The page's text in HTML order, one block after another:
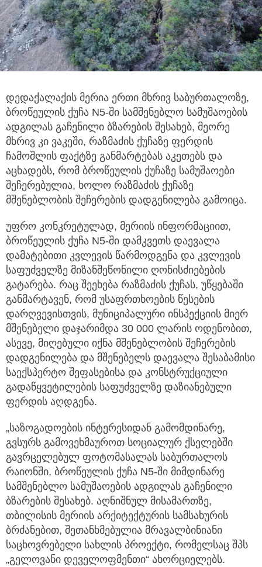
დედაქალაქის მერია ერთი მხრივ საბურთალოზე,
ბროწეულის ქუჩა N5-ში სამშენებლო სამუშაოების
ადგილას გაჩენილი ბზარების შესახებ, მეორე
მხრივ კი ვაკეში, რაზმაძის ქუჩაზე ფერდის
ჩამოშლის ფაქტზე განმარტებას აკეთებს და
აცხადებს, რომ ბროწეულის ქუჩაზე სამუშაოები
შეჩერებულია, ხოლო რაზმაძის ქუჩაზე
მშენებლობის შეჩერების დადგენილება გამოიცა.
უფრო კონკრეტულად, მერიის ინფორმაციით,
ბროწეულის ქუჩა N5-ში დამკვეთს დაევალა
დამატებითი კვლევის წარმოდგენა და კვლევის
საფუძველზე მიზანშეწონილი ღონისძიებების
გატარება. რაც შეეხება რაზმაძის ქუჩას, უწყებაში
განმარტავენ, რომ უსაფრთხოების წესების
დარღვევისთვის, მუნიციპალური ინსპექციის მიერ
მშენებელი დაჯარიმდა 30 000 ლარის ოდენობით,
ასევე, მიღებული იქნა მშენებლობის შეჩერების
დადგენილება და მშენებელს დაევალა შესაბამისი
საექსპერტო შეფასებისა და კონსტრუქციული
გადაწყვეტილების საფუძველზე დაზიანებული
ფერდის აღდგენა.
„საზოგადოების ინტერესიდან გამომდინარე,
გვსურს გამოვეხმაუროთ სოციალურ ქსელებში
გავრცელებულ ფოტომასალას საბურთალოს
რაიონში, ბროწეულის ქუჩა N5-ში მიმდინარე
სამშენებლო სამუშაოების ადგილას გაჩენილი
ბზარების შესახებ. აღნიშნულ მისამართზე,
თბილისის მერიის არქიტექტურის სამსახურის
ბრძანებით, შეთანხმებულია მრავალბინიანი
საცხოვრებელი სახლის პროექტი, რომელსაც შპს
„გელოვანი დეველოფმენთი“ ახორციელებს.